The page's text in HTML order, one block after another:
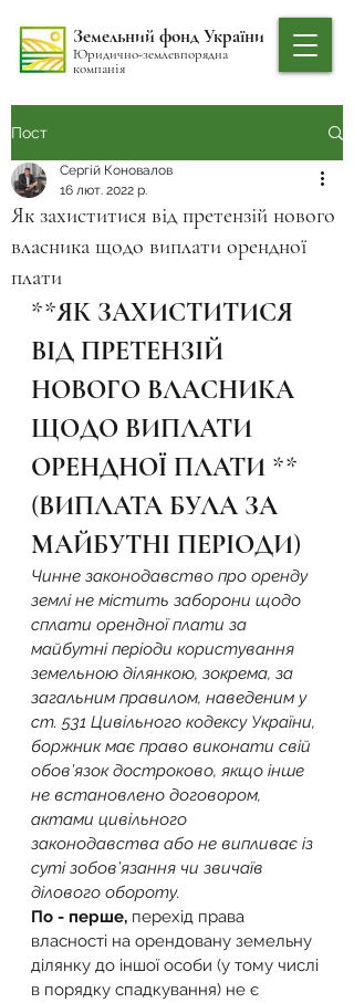
Земельний фонд України
Юридично-землевпорядна
компанія
Пост
Як захиститися від претензій нового
власника щодо виплати орендної
плати
Сергій Коновалов
16 лют. 2022 р.
**ЯК ЗАХИСТИТИСЯ
ВІД ПРЕТЕНЗІЙ
НОВОГО ВЛАСНИКА
ЩОДО ВИПЛАТИ
ОРЕНДНОЇ ПЛАТИ **
(ВИПЛАТА БУЛА ЗА
МАЙБУТНІ ПЕРІОДИ)
Чинне законодавство про оренду
землі не містить заборони щодо
сплати орендної плати за
майбутні періоди користування
земельною ділянкою, зокрема, за
загальним правилом, наведеним у
ст. 531 Цивільного кодексу України,
боржник має право виконати свій
обов’язок достроково, якщо інше
не встановлено договором,
актами цивільного
законодавства або не випливає із
суті зобов’язання чи звичаїв
ділового обороту.
По - перше, перехід права
власності на орендовану земельну
ділянку до іншої особи (у тому числі
в порядку спадкування) не є